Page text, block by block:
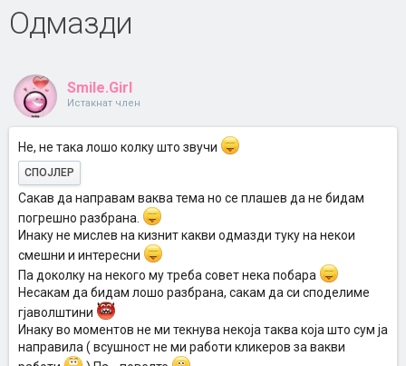
Одмазди
Smile.Girl
Истакнат член
Не, не така лошо колку што звучи
СПОЈЛЕР
Сакав да направам ваква тема но се плашев да не бидам
погрешно разбрана.
Инаку не мислев на кизнит какви одмазди туку на некои
смешни и интересни
Па доколку на некого му треба совет нека побара
Несакам да бидам лошо разбрана, сакам да си споделиме
гјаволштини
Инаку во моментов не ми текнува некоја таква која што сум ја
направила ( всушност не ми работи кликеров за вакви